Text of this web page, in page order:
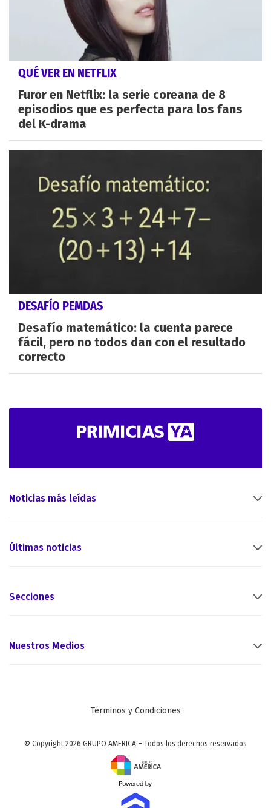
QUÉ VER EN NETFLIX
Furor en Netflix: la serie coreana de 8
episodios que es perfecta para los fans
del K-drama
DESAFÍO PEMDAS
Desafío matemático: la cuenta parece
fácil, pero no todos dan con el resultado
correcto
Noticias más leídas
Últimas noticias
Secciones
Nuestros Medios
Términos y Condiciones
© Copyright 2026 GRUPO AMERICA – Todos los derechos reservados